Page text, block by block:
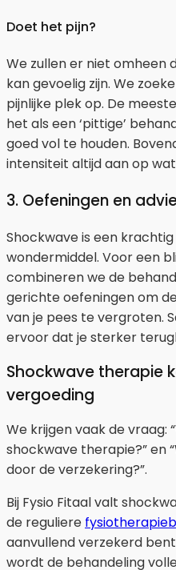
Doet het pijn?
We zullen er niet omheen
kan gevoelig zijn. We
pijnlijke plek op. De
het als een ‘pittige’
goed vol te houden.
intensiteit altijd aan op
3. Oefeningen en
Shockwave is een
wondermiddel. Voor een
combineren we de
gerichte oefeningen om
van je pees te vergroten.
ervoor dat je sterker
Shockwave therapie
vergoeding
We krijgen vaak de vraag:
shockwave therapie?” en
door de verzekering?”.
Bij Fysio Fitaal valt
de reguliere
aanvullend verzekerd
wordt de behandeling